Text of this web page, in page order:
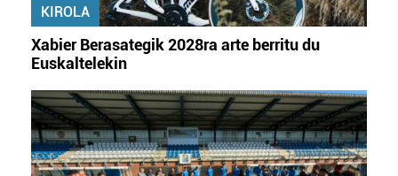
KIROLA
Xabier Berasategik 2028ra arte berritu du
Euskaltelekin